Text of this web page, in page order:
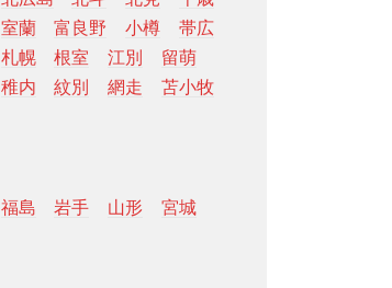
室蘭 富良野 小樽
帯広
札幌 根室 江別
留萌
稚内 紋別 網走
苫小牧
福島 岩手 山形 宮城